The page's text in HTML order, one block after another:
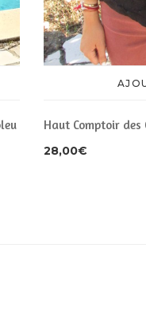
Haut Comptoir des
28,00€